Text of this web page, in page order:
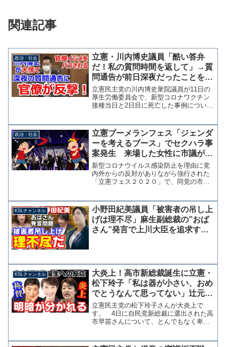
関連記事
政治・社会
立憲・川内博史議員「酷い答弁
だ！私の質問時間を返して」→質
問通告が前日深夜だったことを官
僚にバラされ焦る
立憲民主党の川内博史衆院議員が11日の
厚生労働委員会で、新型コロナワクチン
接種当日と2日目に死亡した事例について
員長に抗議する場面があった。 川内議
員は午前中の質疑に続...
政治・社会
立憲ブーメランフェス「ジェンダ
ーを考えるブース」でセクハラ事
案発生 来場した女性に市議が不
適切発言
新型コロナウイルス感染防止を理由に党
内外からの反対がありながら強行された
「立憲フェス２０２０」で、同党の市議
区で開催された立憲民主党党大会「立憲
フェス2020」で、...
KSLチャンネル
小野田紀美議員「被害者の吊し上
げは理不尽」麻生副総裁の”おば
さん”発言で上川大臣を追求する
KSLチャンネル
大炎上！高市新総裁誕生に立憲・
松下玲子「私は器が小さい、おめ
でとうなんて思ってない」辻元清
美の投稿と明暗分かれる【KSLチ
ャンネル
立憲民主党の松下玲子さんが大炎上で
す。 4日に自民党新総裁に選出された高
市早苗さんについて、とんでもなく卑屈